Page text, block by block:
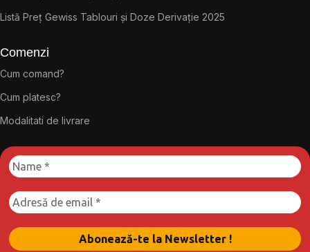
Listă Preț Gewiss Tablouri și Doze Derivație 2025
Comenzi
Cum comand?
Cum platesc?
Modalitati de livrare